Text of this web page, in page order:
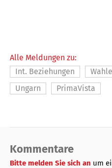
Alle Meldungen zu:
Int. Beziehungen
Ungarn
PrimaVista
Kommentare
Bitte melden Sie sich an um